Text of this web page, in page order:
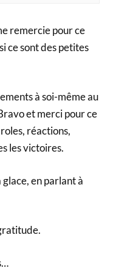
remercie pour ce
ce sont des petites
à soi-même au
et merci pour ce
réactions,
les victoires.
glace, en parlant à